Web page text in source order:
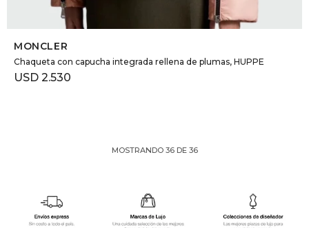
MONCLER
Chaqueta con capucha integrada rellena de plumas, HUPPE
USD 2.530
MOSTRANDO 36DE 36